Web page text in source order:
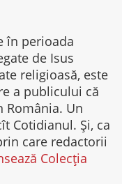
în perioada
de Isus
religioasă, este
a publicului că
România. Un
Cotidianul. Şi, ca
care redactorii
Colecţia